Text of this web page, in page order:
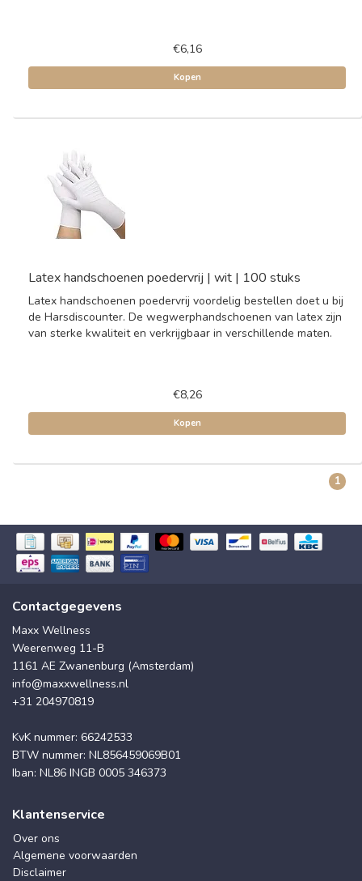
€6,16
Kopen
Latex handschoenen poedervrij | wit | 100 stuks
Latex handschoenen poedervrij voordelig bestellen doet u bij
de Harsdiscounter. De wegwerphandschoenen van latex zijn
van sterke kwaliteit en verkrijgbaar in verschillende maten.
€8,26
Kopen
1
Contactgegevens
Maxx Wellness
Weerenweg 11-B
1161 AE Zwanenburg (Amsterdam)
info@maxxwellness.nl
+31 204970819
KvK nummer: 66242533
BTW nummer: NL856459069B01
Iban: NL86 INGB 0005 346373
Klantenservice
Over ons
Algemene voorwaarden
Disclaimer